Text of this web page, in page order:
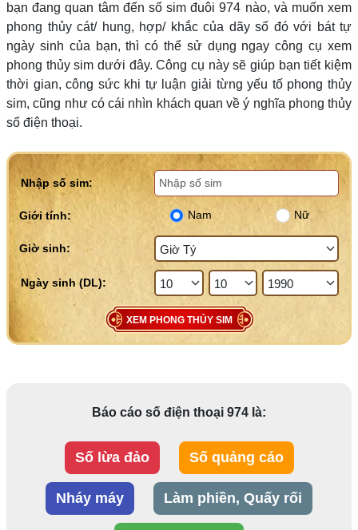
bạn đang quan tâm đến số sim đuôi 974 nào, và muốn xem
phong thủy cát/ hung, hợp/ khắc của dãy số đó với bát tự
ngày sinh của bạn, thì có thể sử dụng ngay công cụ xem
phong thủy sim dưới đây. Công cụ này sẽ giúp bạn tiết kiệm
thời gian, công sức khi tự luận giải từng yếu tố phong thủy
sim, cũng như có cái nhìn khách quan về ý nghĩa phong thủy
số điện thoại.
Nhập số sim:
Giới tính: Nam Nữ
Giờ sinh:
XEM PHONG THỦY SIM
Báo cáo số điện thoại 974 là:
Số lừa đảo Số quảng cáo
Nháy máy Làm phiền, Quấy rối